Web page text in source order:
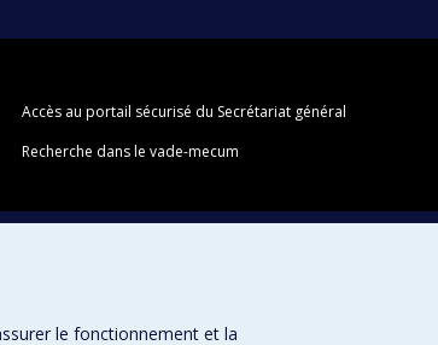
Accès au portail sécurisé du Secrétariat général
Recherche dans le vade-mecum
le fonctionnement et la